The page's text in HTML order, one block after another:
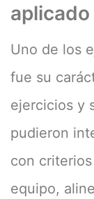
aplicado
Uno de los
fue su
ejercicios y
pudieron
con
equipo,